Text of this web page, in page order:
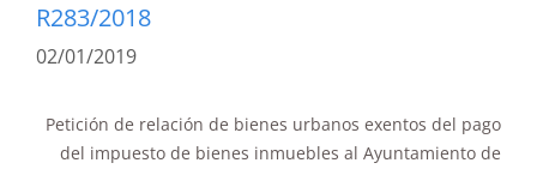
R283/2018
02/01/2019
Petición de relación de bienes urbanos exentos del pago
del impuesto de bienes inmuebles al Ayuntamiento de